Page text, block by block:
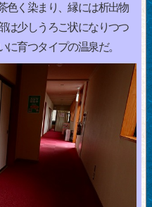
色く染まり、縁には析出物
は少しうろこ状になりつつ
育つタイプの温泉だ。